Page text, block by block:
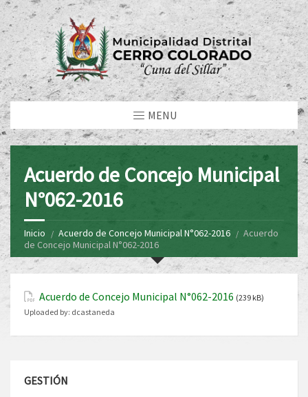
MENU
Acuerdo de Concejo Municipal
N°062-2016
Inicio Acuerdo de Concejo Municipal N°062-2016
Acuerdo
de Concejo Municipal N°062-2016
Acuerdo de Concejo Municipal N°062-2016 (239 kB)
Uploaded by: dcastaneda
GESTIÓN